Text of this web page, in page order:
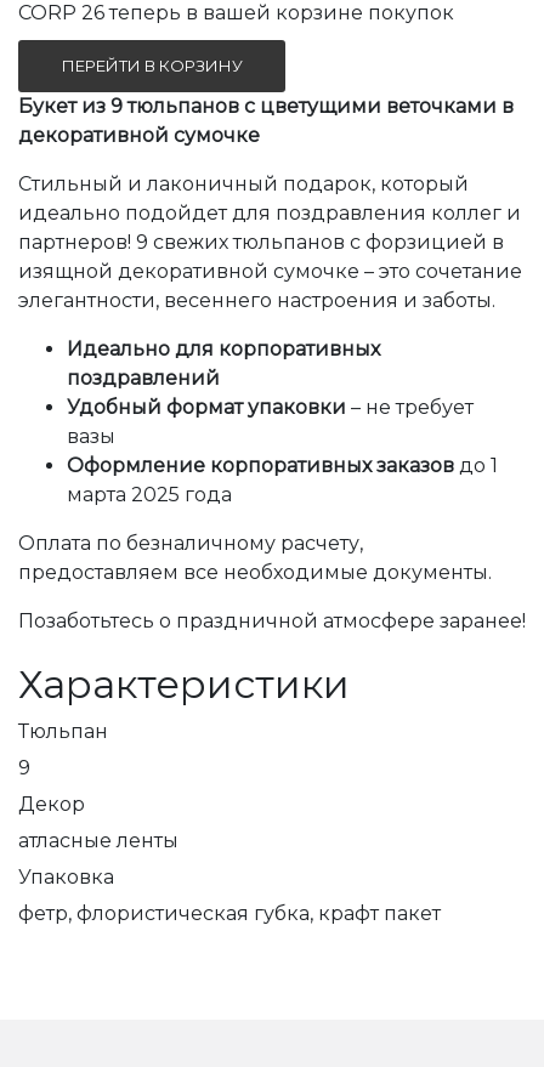
CORP 26 теперь в вашей корзине покупок
ПЕРЕЙТИ В КОРЗИНУ
Букет из 9 тюльпанов с цветущими веточками в
декоративной сумочке
Стильный и лаконичный подарок, который
идеально подойдет для поздравления коллег и
партнеров! 9 свежих тюльпанов с форзицией в
изящной декоративной сумочке – это сочетание
элегантности, весеннего настроения и заботы.
Идеально для корпоративных
поздравлений
Удобный формат упаковки – не требует
вазы
Оформление корпоративных заказов до 1
марта 2025 года
Оплата по безналичному расчету,
предоставляем все необходимые документы.
Позаботьтесь о праздничной атмосфере заранее!
Характеристики
Тюльпан
9
Декор
атласные ленты
Упаковка
фетр, флористическая губка, крафт пакет